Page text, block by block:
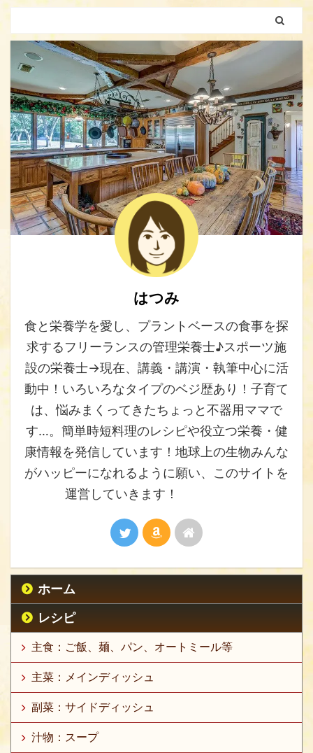
はつみ
食と栄養学を愛し、プラントベースの食事を探
求するフリーランスの管理栄養士♪スポーツ施
設の栄養士→現在、講義・講演・執筆中心に活
動中！いろいろなタイプのベジ歴あり！子育て
は、悩みまくってきたちょっと不器用ママで
す…。簡単時短料理のレシピや役立つ栄養・健
康情報を発信しています！地球上の生物みんな
がハッピーになれるように願い、このサイトを
運営していきます！
ホーム
レシピ
主食：ご飯、麺、パン、オートミール等
主菜：メインディッシュ
副菜：サイドディッシュ
汁物：スープ